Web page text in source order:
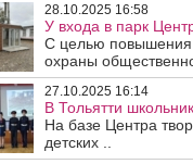
28.10.2025 16:58
У входа в парк
С целью повышения
охраны
27.10.2025 16:14
В Тольятти
На базе Центра
детских ..